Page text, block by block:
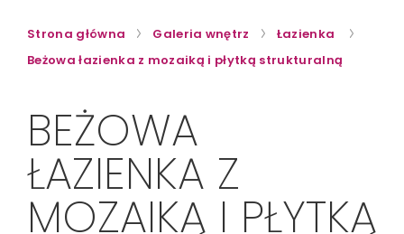
Strona główna Galeria wnętrz
Łazienka
Beżowa łazienka z mozaiką i płytką strukturalną
BEŻOWA
ŁAZIENKA Z
MOZAIKĄ I PŁYTKĄ